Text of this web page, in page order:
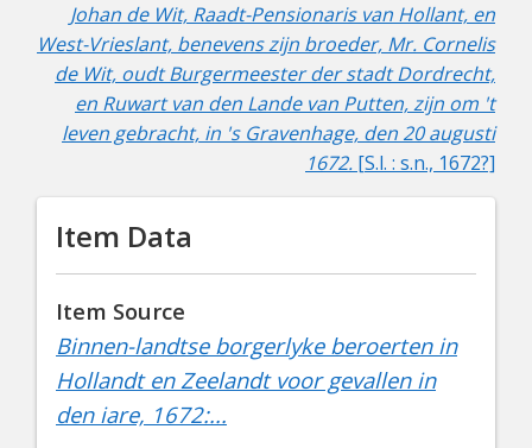
Johan de Wit, Raadt-Pensionaris van Hollant, en
West-Vrieslant, benevens zijn broeder, Mr. Cornelis
de Wit, oudt Burgermeester der stadt Dordrecht,
en Ruwart van den Lande van Putten, zijn om 't
leven gebracht, in 's Gravenhage, den 20 augusti
1672. [S.l. : s.n., 1672?]
Item Data
Item Source
Binnen-landtse borgerlyke beroerten in
Hollandt en Zeelandt voor gevallen in
den iare, 1672:...